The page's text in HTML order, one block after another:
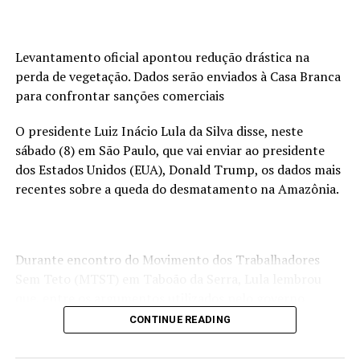
telefone (65) 98144-9931 ou acompanhar o trabalho
pelo Instagram @anjode4patas.ong. As doações
também podem ser feitas por meio da chave Pix
62.452.232/0001-38, em nome da ONG Anjo de 4 Patas.
O Livreacredita que uma cidade melhor também passa
pelo cuidado com os animais. Por isso, o portal
acompanha e dá visibilidade a iniciativas que promovem
o bem-estar animal e contribuem para uma Cuiabá mais
Veja o Instagram da ONG
Levantamento oficial apontou redução drástica na
perda de vegetação. Dados serão enviados à Casa Branca
para confrontar sanções comerciais
O presidente Luiz Inácio Lula da Silva disse, neste
sábado (8) em São Paulo, que vai enviar ao presidente
dos Estados Unidos (EUA), Donald Trump, os dados mais
recentes sobre a queda do desmatamento na Amazônia.
Durante encontro do Movimento dos Trabalhadores
estadunidense para justificar o tarifaço, estava o
desmatamento ilegal.
CONTINUE READING